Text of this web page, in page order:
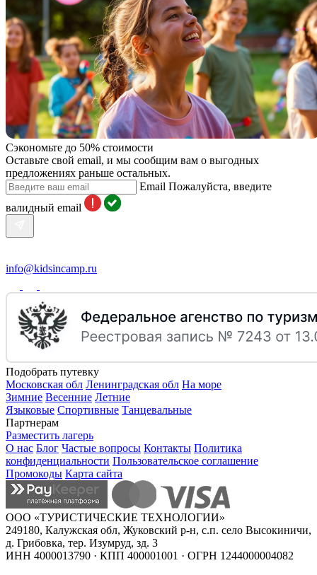
Сэкономьте до 50% стоимости
Оставьте свой email, и мы сообщим вам о выгодных
предложениях раньше остальных.
Email Пожалуйста, введите
валидный email
info@kidsincamp.ru
Подобрать путевку
Московская обл Ленинградская обл На море
Зимние Весенние Летние
Языковые Спортивные Танцевальные
Партнерам
Разместить лагерь
О нас Блог Частые вопросы Контакты Политика
конфиденциальности Пользовательское соглашение
Промокоды Карта сайта
ООО «ТУРИСТИЧЕСКИЕ ТЕХНОЛОГИИ»
249180, Калужская обл, Жуковский р-н, с.п. село Высокиничи,
д. Грибовка, тер. Изумруд, зд. 3
ИНН 4000013790 · КПП 400001001 · ОГРН 1244000004082